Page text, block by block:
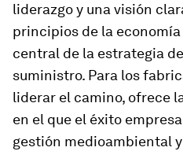
liderazgo y una visión
principios de la
central de la estrategia
suministro. Para los
liderar el camino, ofrece
en el que el éxito
gestión medioambiental